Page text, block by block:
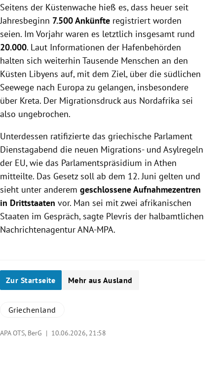
Seitens der Küstenwache hieß es, dass heuer seit
Jahresbeginn 7.500 Ankünfte registriert worden
seien. Im Vorjahr waren es letztlich insgesamt rund
20.000. Laut Informationen der Hafenbehörden
halten sich weiterhin Tausende Menschen an den
Küsten Libyens auf, mit dem Ziel, über die südlichen
Seewege nach Europa zu gelangen, insbesondere
über Kreta. Der Migrationsdruck aus Nordafrika sei
also ungebrochen.
Unterdessen ratifizierte das griechische Parlament
Dienstagabend die neuen Migrations- und Asylregeln
der EU, wie das Parlamentspräsidium in Athen
mitteilte. Das Gesetz soll ab dem 12. Juni gelten und
sieht unter anderem geschlossene Aufnahmezentren
in Drittstaaten vor. Man sei mit zwei afrikanischen
Staaten im Gespräch, sagte Plevris der halbamtlichen
Nachrichtenagentur ANA-MPA.
Zur Startseite Mehr aus Ausland
Griechenland
APA OTS, BerG | 10.06.2026, 21:58